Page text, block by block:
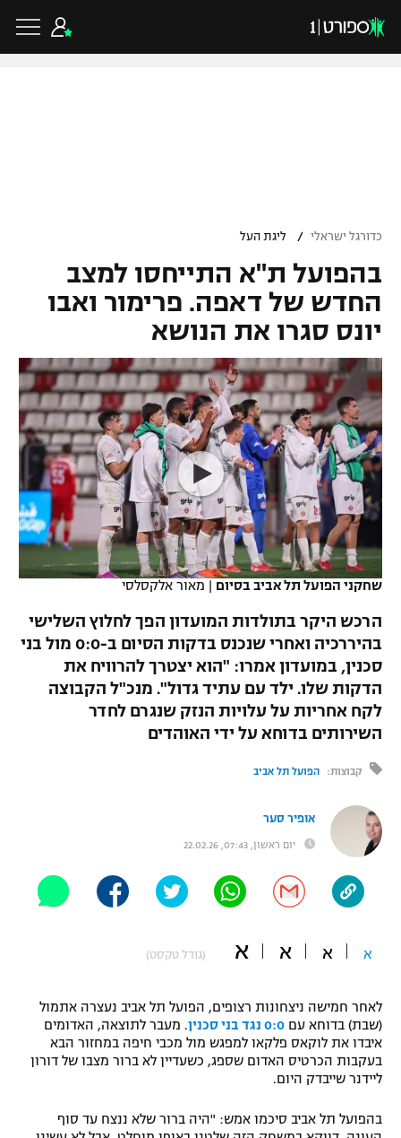
VOD
רץ ברשת
תוצאות
לוח שידורים
ברחבה
"מעל הליגה" – פודקאסט
"מחצית בשכונה" – פודקאסט
משתתפים וזוכים בפרסים
תקנון משתתפים וזוכים בפרסים
תקנון עבור פעילות ספורט 1 – "מרלן"
טניס
גיימינג E-Sports
תנאי שימוש
מדיניות פרטיות
גביע הטוטו
ליגיונרים
גביע המדינה
נבחרת ישראל
מכבי חיפה
בית"ר ירושלים
מכבי תל אביב
הפועל תל אביב
הפועל חיפה
הפועל באר שבע
מכבי נתניה
בני יהודה
ליגת האלופות
ליגה אירופית
ליגה אנגלית
ליגה גרמנית
ליגה ספרדית
ליגה איטלקית
ליגה צרפתית
ליגה הולנדית
ליגה טורקית
ליגה ברזילאית
ליגות נוספות
כדורסל ישראלי
ליגת ווינר סל
ליגה לאומית
כדורסל נשים
מכבי תל אביב
הפועל חולון
הפועל ירושלים
דני אבדיה
כדורסל עולמי
NBA
יורוליג
יורוקאפ
ענפים נוספים
טניס
כדוריד
כדורעף
שחייה
ג'ודו
אגרוף
ספורט אולימפי
אופניים
ספורט מוטורי
בייסבול MLB
ספורט אתגרי ואקסטרים
כדורגל ישראלי / ליגת העל
בהפועל ת"א התייחסו למצב
החדש של דאפה. פרימור ואבו
יונס סגרו את הנושא
שחקני הפועל תל אביב בסיום | מאור אלקסלסי
הרכש היקר בתולדות המועדון הפך לחלוץ השלישי
בהיררכיה ואחרי שנכנס בדקות הסיום ב-0:0 מול בני
סכנין, במועדון אמרו: "הוא יצטרך להרוויח את
הדקות שלו. ילד עם עתיד גדול". מנכ"ל הקבוצה
לקח אחריות על עלויות הנזק שנגרם לחדר
השירותים בדוחא על ידי האוהדים
קבוצות: הפועל תל אביב
אופיר סער
יום ראשון, 07:43, 22.02.26
א א א א (גודל טקסט)
לאחר חמישה ניצחונות רצופים, הפועל תל אביב נעצרה אתמול
(שבת) בדוחא עם 0:0 נגד בני סכנין
. מעבר לתוצאה, האדומים
איבדו את לוקאס פלקאו למפגש מול מכבי חיפה במחזור הבא
בעקבות הכרטיס האדום שספג, כשעדיין לא ברור מצבו של דורון
ליידנר שייבדק היום.
בהפועל תל אביב סיכמו אמש: "היה ברור שלא ננצח עד סוף